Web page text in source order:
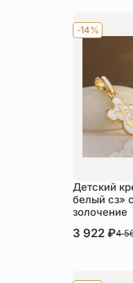
-14%
Детский
белый сз»
золочение
В наличии
3 922₽4